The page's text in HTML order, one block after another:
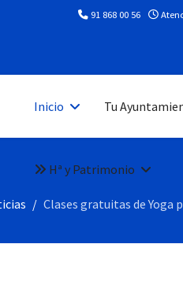
91 868 00 56
Inicio Tu
Hª y Patrimonio
Clases gratuitas de Yoga